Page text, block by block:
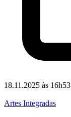
18.11.2025 às 16h53
Artes Integradas